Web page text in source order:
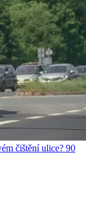
čištění ulice? 90